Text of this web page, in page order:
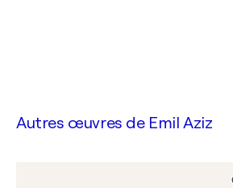
Autres œuvres de Emil Aziz